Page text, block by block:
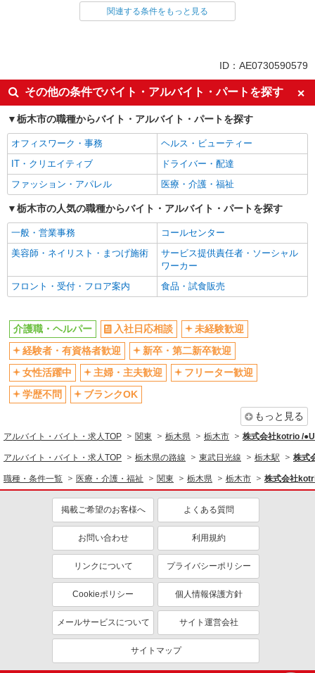
同じ雇用形態から栃木駅の求人を探す
入社日応相談
未経験歓迎
経験者・有資格者歓迎
新卒・第二新卒歓迎
女性活躍中
主婦・主夫歓迎
フリーター歓迎
学歴不問
ブランクOK
ミドル（40代～）活躍中
エルダー（50代～）活躍中
シニア（60代～）活躍中
高収入・高額
ボーナス・賞与あり
昇給あり
完全週休2日制
フルタイム歓迎
禁煙・分煙
車通勤OK
バイク通勤OK
自転車通勤OK
社会保険あり
産休・育休取得実績あり
退職金・財形貯蓄制度あり
各種手当（家族・役職・インセン
ティブなど）あり
制服貸与
研修制度あり
資格取得支援制度あり
医療・介護・福祉
介護職・ヘルパー
同じ特徴から求人を探す
未経験歓迎
ミドル（40代～）活躍中
ボーナス・賞与あり
車通勤OK
社会保険あり
産休・育休取得実績あり
関連する条件をもっと見る
ID：AE0730590579
その他の条件でバイト・アルバイト・パートを探す
栃木市の職種からバイト・アルバイト・パートを探す
オフィスワーク・事務
ヘルス・ビューティー
IT・クリエイティブ
ドライバー・配達
ファッション・アパレル
医療・介護・福祉
栃木市の人気の職種からバイト・アルバイト・パートを探す
一般・営業事務
コールセンター
美容師・ネイリスト・まつげ施術
サービス提供責任者・ソーシャル
ワーカー
フロント・受付・フロア案内
食品・試食販売
介護職・ヘルパー 入社日応相談
未経験歓迎
経験者・有資格者歓迎
新卒・第二新卒歓迎
女性活躍中
主婦・主夫歓迎
フリーター歓迎
学歴不問
ブランクOK
もっと見る
アルバイト・バイト・求人TOP 関東 栃木県 栃木市 株式会社kotrio /
アルバイト・バイト・求人TOP 栃木県の路線 東武日光線 栃木駅 株式
職種・条件一覧 医療・介護・福祉 関東 栃木県 栃木市 株式会社
掲載ご希望のお客様へ よくある質問
お問い合わせ 利用規約
リンクについて プライバシーポリシー
Cookieポリシー 個人情報保護方針
メールサービスについて サイト運営会社
サイトマップ